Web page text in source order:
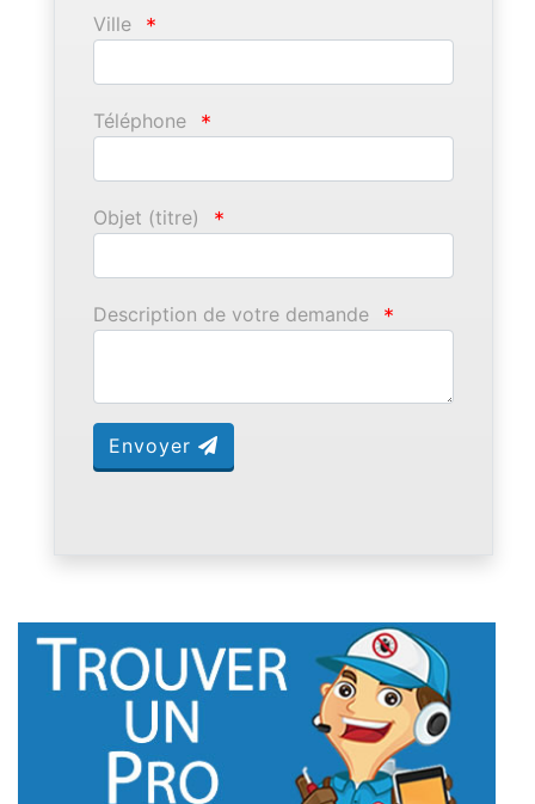
Ville *
Téléphone *
Objet (titre) *
Description de votre demande *
Envoyer